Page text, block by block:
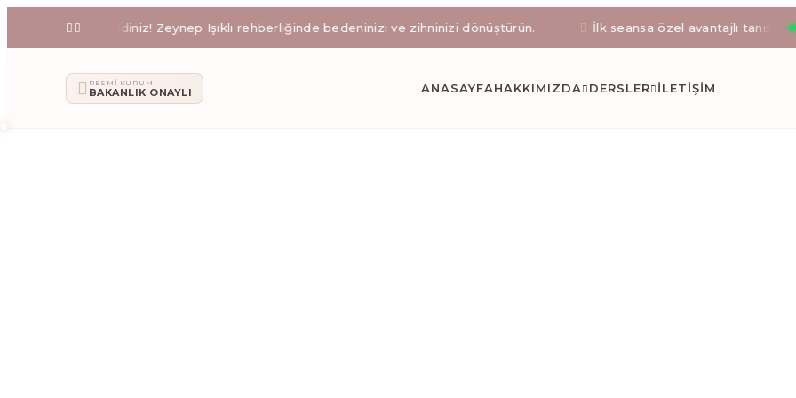
Zeo Pilates: İstanbul
Hoş Geldiniz! Zeynep Işıklı rehberliğinde bedeninizi ve zihninizi dönüştürün. İlk seansa özel avantajlı tanışma
RESMI KURUM
BAKANLIK ONAYLI ANASAYFAHAKKIMIZDA DERSLER İLETIŞİM